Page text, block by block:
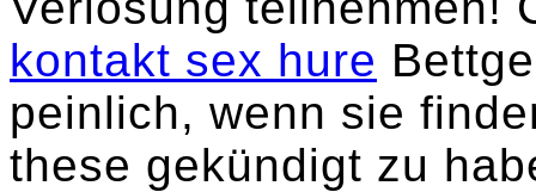
kontakt sex hure
peinlich, wenn sie
these gekündigt zu